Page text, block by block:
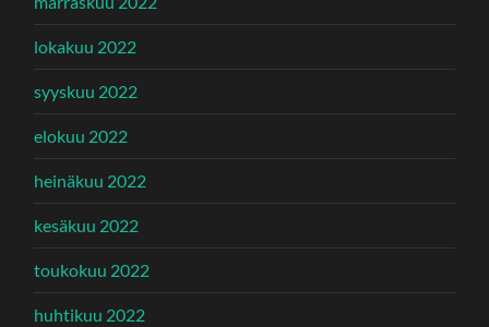
lokakuu 2022
syyskuu 2022
elokuu 2022
heinäkuu 2022
kesäkuu 2022
toukokuu 2022
huhtikuu 2022